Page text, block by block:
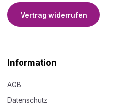
Vertrag widerrufen
Information
AGB
Datenschutz